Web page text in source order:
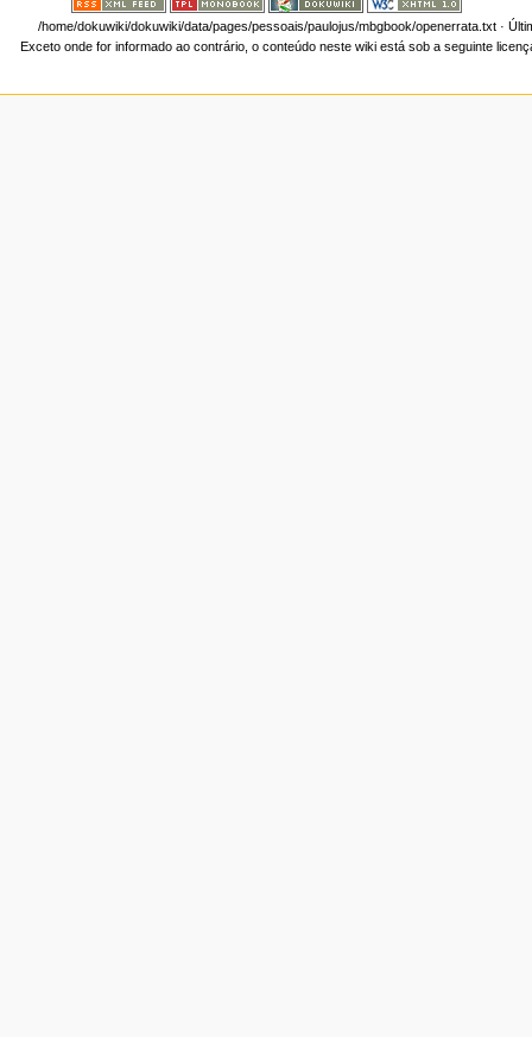
/home/dokuwiki/dokuwiki/data/pages/pessoais/paulojus/mbgbook/openerrata.txt·
Exceto onde for informado ao contrário, o conteúdo neste wiki está sob a seguinte